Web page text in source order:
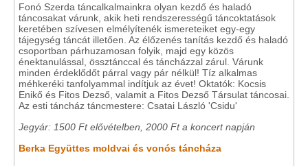
Fonó Szerda táncalkalmainkra olyan kezdő és haladó
táncosakat várunk, akik heti rendszerességű táncoktatások
keretében szívesen elmélyítenék ismereteiket egy-egy
tájegység táncát illetően. Az élőzenés tanítás kezdő és haladó
csoportban párhuzamosan folyik, majd egy közös
énektanulással, össztánccal és táncházzal zárul. Várunk
minden érdeklődőt párral vagy pár nélkül! Tíz alkalmas
méhkeréki tanfolyammal indítjuk az évet! Oktatók: Kocsis
Enikő és Fitos Dezső, valamit a Fitos Dezső Társulat táncosai.
Az esti táncház táncmestere: Csatai László 'Csidu'
Jegyár: 1500 Ft elővételben, 2000 Ft a koncert napján
Berka Együttes moldvai és vonós táncháza